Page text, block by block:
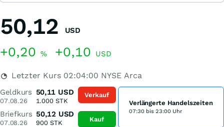
50,12 USD
+0,20 % +0,10 USD
Letzter Kurs 02:04:00 NYSE Arca
Geldkurs
07.08.26
50,11 USD
1.000STK
Briefkurs
07.08.26
50,12 USD
900STK
Verkauf
Kauf
Verlängerte Handelszeiten
07:30 bis 23:00 Uhr